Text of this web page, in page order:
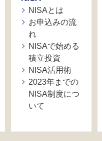
NISAとは
お申込みの流
れ
NISAで始める
積立投資
NISA活用術
2023年までの
NISA制度につ
いて